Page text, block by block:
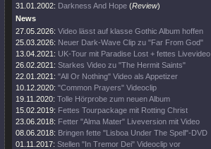
31.01.2002: Darkness And Hope (Review)
News
27.05.2026: Video lässt auf klasse Gothic Album hoffen
25.03.2026: Neuer Dark-Wave Clip zu "Far From God"
13.04.2021: UK-Tour mit Paradise Lost + fettes Livevideo
26.02.2021: Starkes Video zu "The Hermit Saints"
22.01.2021: "All Or Nothing" Video als Appetizer
10.12.2020: "Common Prayers" Videoclip
19.11.2020: Tolle Hörprobe zum neuen Album
15.02.2019: Fettes Tourpackage mit Rotting Christ
23.06.2018: Fetter "Alma Mater" Liveversion mit Video
08.06.2018: Bringen fette "Lisboa Under The Spell"-DVD
01.11.2017: Stellen "In Tremor Dei" Videoclip vor